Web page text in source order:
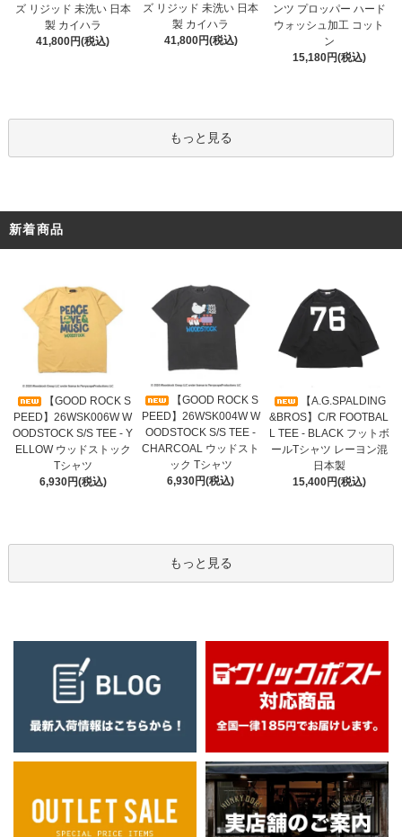
ズ リジッド 未洗い 日本
製 カイハラ
41,800円(税込)
ズ リジッド 未洗い 日本
製 カイハラ
41,800円(税込)
ンツ プロッパー ハード
ウォッシュ加工 コット
ン
15,180円(税込)
もっと見る
新着商品
【GOOD ROCK S
PEED】26WSK006W W
OODSTOCK S/S TEE - Y
ELLOW ウッドストック
Tシャツ
6,930円(税込)
【GOOD ROCK S
PEED】26WSK004W W
OODSTOCK S/S TEE -
CHARCOAL ウッドスト
ック Tシャツ
6,930円(税込)
【A.G.SPALDING
&BROS】C/R FOOTBAL
L TEE - BLACK フットボ
ールTシャツ レーヨン混
日本製
15,400円(税込)
もっと見る